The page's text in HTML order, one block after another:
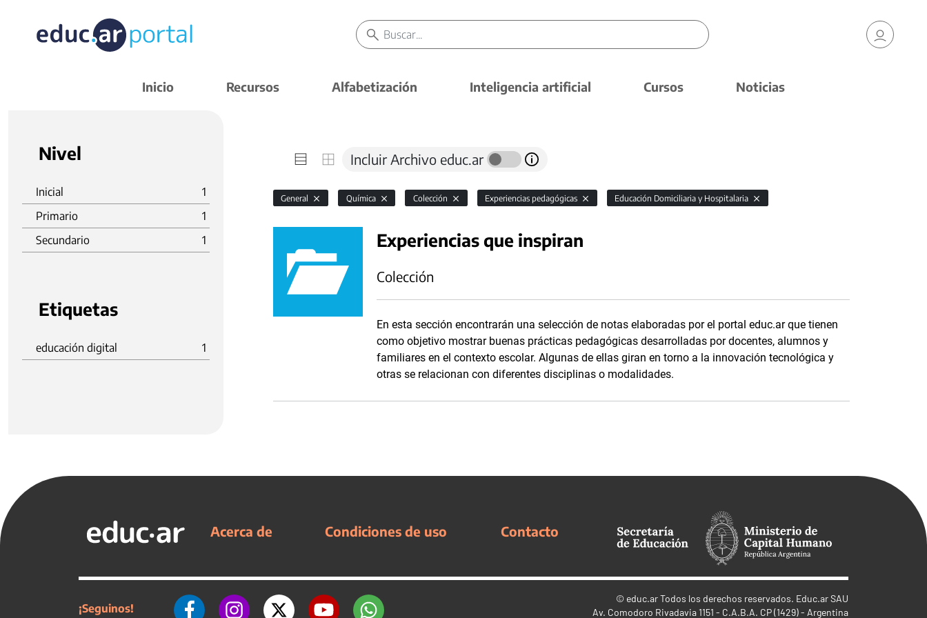
Inicio Recursos Alfabetización Inteligencia artificial Cursos Noticias
Nivel
Inicial
1
Primario
1
Secundario
1
Etiquetas
educación digital 1
Incluir Archivo educ.ar
General Química Colección Experiencias pedagógicas Educación Domiciliaria y Hospitalaria
Experiencias que inspiran
Colección
En esta sección encontrarán una selección de notas elaboradas por el portal educ.ar que tienen
como objetivo mostrar buenas prácticas pedagógicas desarrolladas por docentes, alumnos y
familiares en el contexto escolar. Algunas de ellas giran en torno a la innovación tecnológica y
otras se relacionan con diferentes disciplinas o modalidades.
Acerca de Condiciones de uso Contacto
¡Seguinos!
© educ.arTodos los derechos reservados. Educ.ar SAU
Av. Comodoro Rivadavia 1151 - C.A.B.A. CP (1429) - Argentina